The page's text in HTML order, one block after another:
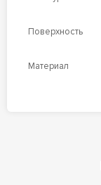
Поверхность
Материал